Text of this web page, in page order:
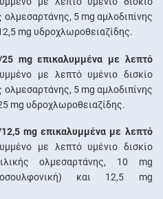
ολμεσαρτάνης, 5 mg αμλοδιπίνης
mg υδροχλωροθειαζίδης.
mg επικαλυμμένα με λεπτό
με λεπτό υμένιο δισκίο
ολμεσαρτάνης, 5 mg αμλοδιπίνης
mg υδροχλωροθειαζίδης.
mg επικαλυμμένα με λεπτό
με λεπτό υμένιο δισκίο
ολμεσαρτάνης, 10 mg
και 12,5 mg